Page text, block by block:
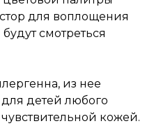
для воплощения
смотреться
из нее
детей любого
кожей.